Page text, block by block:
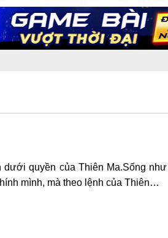
quyền của Thiên Ma.Sống như
mình, mà theo lệnh của Thiên…